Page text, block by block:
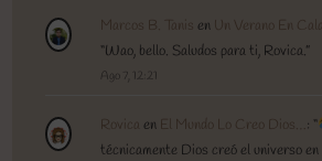
Marcos B. Tanis en Un Verano En
“Wao, bello. Saludos para ti, Rovica.”
Ago 7, 12:21
Rovica en El Mundo Lo Creo Dios… : “
técnicamente Dios creó el universo